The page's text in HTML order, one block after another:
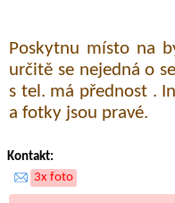
Poskytnu místo na
určitě se nejedná o
s tel. má přednost .
a fotky jsou pravé.
Kontakt:
3x foto